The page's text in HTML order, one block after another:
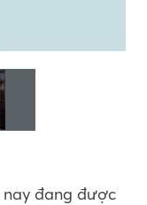
đang được